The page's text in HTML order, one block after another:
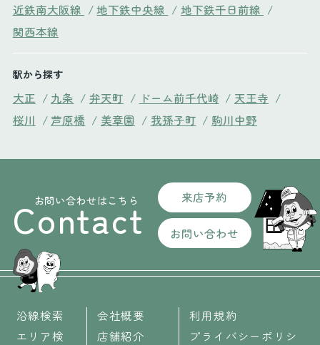
近鉄南大阪線 / 地下鉄中央線 / 地下鉄千日前線 /
関西本線
駅から探す
大正 / 九条 / 弁天町 / ドーム前千代崎 / 天王寺 /
桜川 / 芦原橋 / 美章園 / 我孫子町 / 駒川中野
お問い合わせはこちら
Contact 来店予約
お問い合わせ
沿線検索
エリア検
会社概要
店舗紹介
利用規約
プライバシーポリシ